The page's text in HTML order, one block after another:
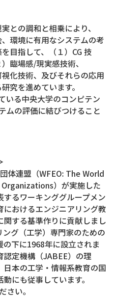
との調和と相乗により、
環境に有用なシステムの考
目指して、（１）CG 技
臨場感/現実感技術、
視化技術、及びそれらの応用
究を進めています。
いる中央大学のコンピテン
ムの評価に結びつけること
体連盟（WFEO: The World
）が実施した
るワーキンググループメン
おけるエンジニアリング教
する基準作りに貢献しまし
グ（工学）専門家のための
下に1968年に設立されま
認定機構（JABEE）の理
本の工学・情報系教育の国
にも従事しています。
さい。